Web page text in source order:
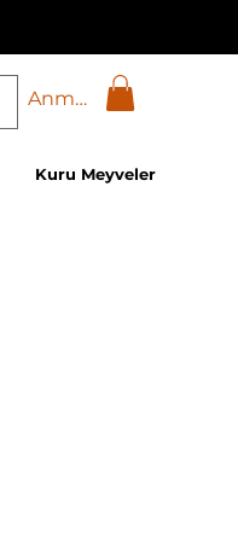
Anmelden
Kuru Meyveler